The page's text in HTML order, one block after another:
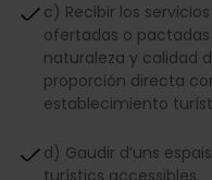
c) Recibir los
ofertadas o
naturaleza y calidad
proporción directa
establecimiento
d) Gaudir d’uns